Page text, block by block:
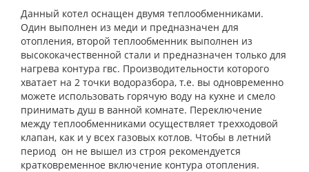
Данный котел оснащен двумя теплообменниками.
Один выполнен из меди и предназначен для
отопления, второй теплообменник выполнен из
высококачественной стали и предназначен только для
нагрева контура гвс. Производительности которого
хватает на 2 точки водоразбора, т.е. вы одновременно
можете использовать горячую воду на кухне и смело
принимать душ в ванной комнате. Переключение
между теплообменниками осуществляет трехходовой
клапан, как и у всех газовых котлов. Чтобы в летний
период он не вышел из строя рекомендуется
кратковременное включение контура отопления.